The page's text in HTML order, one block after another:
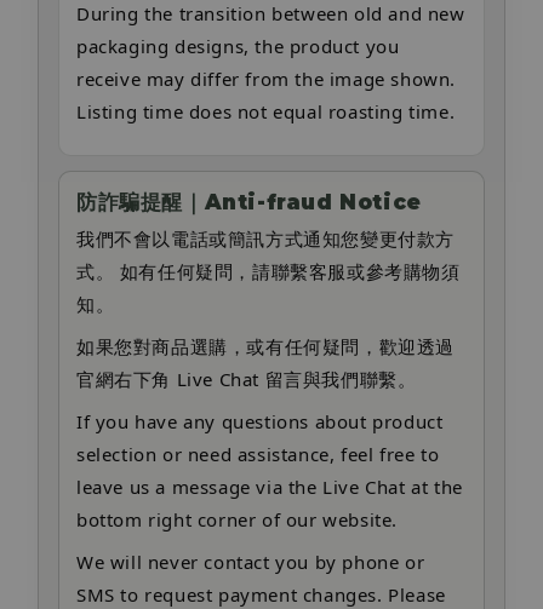
During the transition between old and new
packaging designs, the product you
receive may differ from the image shown.
Listing time does not equal roasting time.
防詐騙提醒｜Anti-fraud Notice
我們不會以電話或簡訊方式通知您變更付款方
式。 如有任何疑問，請聯繫客服或參考購物須
知。
如果您對商品選購，或有任何疑問，歡迎透過
官網右下角 Live Chat 留言與我們聯繫。
If you have any questions about product
selection or need assistance, feel free to
leave us a message via the Live Chat at the
bottom right corner of our website.
We will never contact you by phone or
SMS to request payment changes. Please